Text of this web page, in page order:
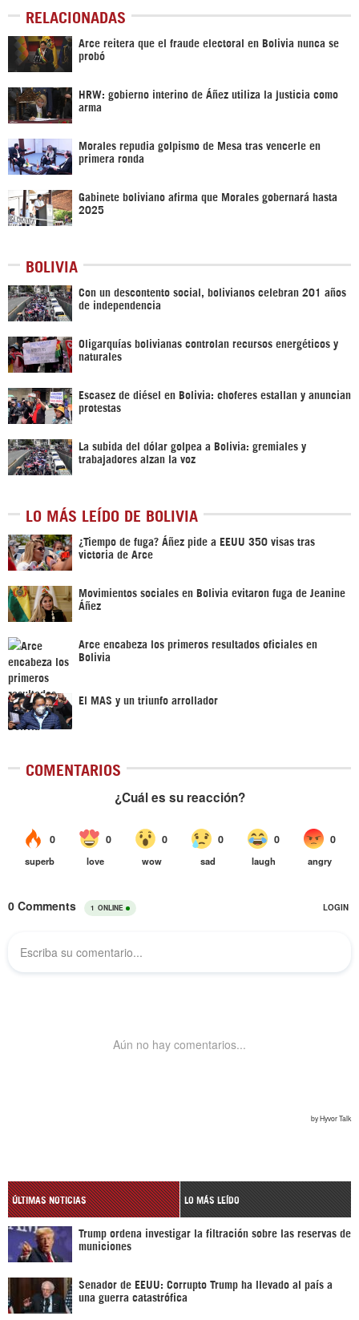
RELACIONADAS
Arce reitera que el fraude electoral en Bolivia nunca se
probó
HRW: gobierno interino de Áñez utiliza la justicia como
arma
Morales repudia golpismo de Mesa tras vencerle en
primera ronda
Gabinete boliviano afirma que Morales gobernará hasta
2025
BOLIVIA
Con un descontento social, bolivianos celebran 201 años
de independencia
Oligarquías bolivianas controlan recursos energéticos y
naturales
Escasez de diésel en Bolivia: choferes estallan y anuncian
protestas
La subida del dólar golpea a Bolivia: gremiales y
trabajadores alzan la voz
LO MÁS LEÍDO DE BOLIVIA
¿Tiempo de fuga? Áñez pide a EEUU 350 visas tras
victoria de Arce
Movimientos sociales en Bolivia evitaron fuga de Jeanine
Áñez
Arce encabeza los primeros resultados oficiales en
Bolivia
El MAS y un triunfo arrollador
COMENTARIOS
ÚLTIMAS NOTICIAS LO MÁS LEÍDO
Trump ordena investigar la filtración sobre las reservas de
municiones
Senador de EEUU: Corrupto Trump ha llevado al país a
una guerra catastrófica